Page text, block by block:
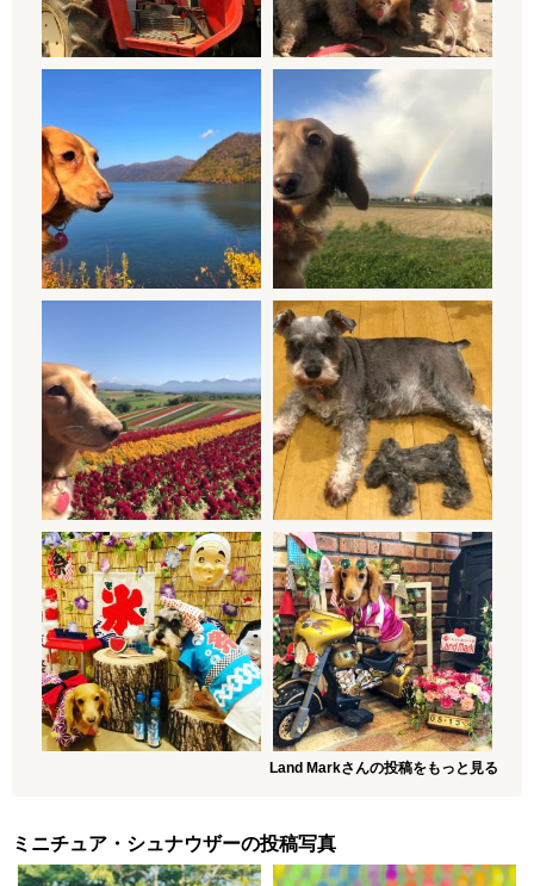
Land Markさんの投稿をもっと見る
ミニチュア・シュナウザーの投稿写真